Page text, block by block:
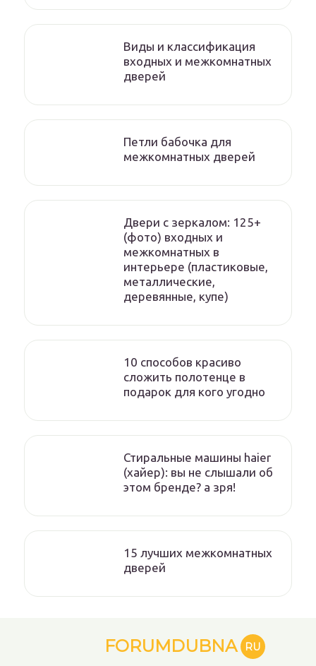
Виды и классификация
входных и межкомнатных
дверей
Петли бабочка для
межкомнатных дверей
Двери с зеркалом: 125+
(фото) входных и
межкомнатных в
интерьере (пластиковые,
металлические,
деревянные, купе)
10 способов красиво
сложить полотенце в
подарок для кого угодно
Стиральные машины haier
(хайер): вы не слышали об
этом бренде? а зря!
15 лучших межкомнатных
дверей
FORUMDUBNA RU